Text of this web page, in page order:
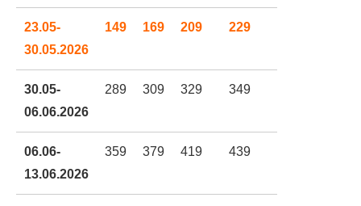
23.05-
30.05.2026
149 169 209 229
30.05-
06.06.2026
289 309 329 349
06.06-
13.06.2026
359 379 419 439